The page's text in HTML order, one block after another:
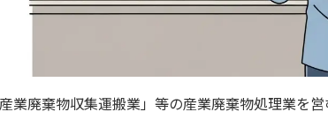
産業廃棄物収集運搬業」等の産業廃棄物処理業を